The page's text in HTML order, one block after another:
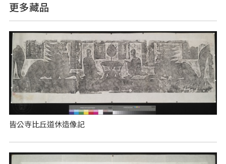
更多藏品
皆公寺比丘道休造像記